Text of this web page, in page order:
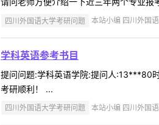
四川外国语大学考研问题 本站小编 四川外国
学科英语参考书目
提问问题:学科英语学院:提问人:13***80
考研顺利！ ...
四川外国语大学考研问题 本站小编 四川外国